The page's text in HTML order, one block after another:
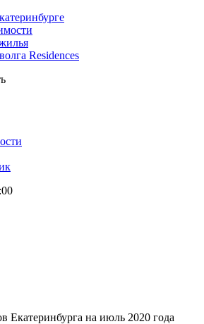
Residences
Екатеринбурга на июль 2020 года